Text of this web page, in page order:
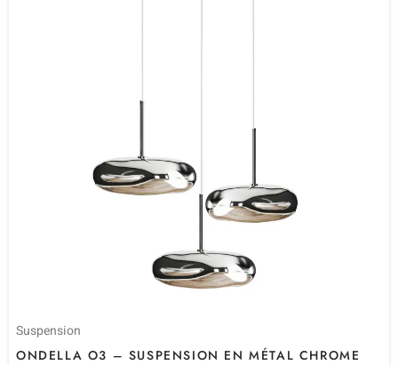
Suspension
ONDELLA O3 – SUSPENSION EN MÉTAL CHROME